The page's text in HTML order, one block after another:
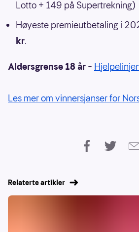
Lotto + 149 på Supertrekning)
Høyeste premieutbetaling i
kr.
Aldersgrense 18 år –
Les mer om vinnersjanser for
Relaterte artikler